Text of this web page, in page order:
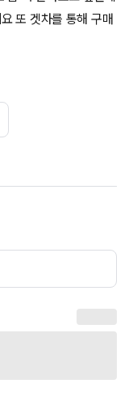
또 겟차를 통해 구매